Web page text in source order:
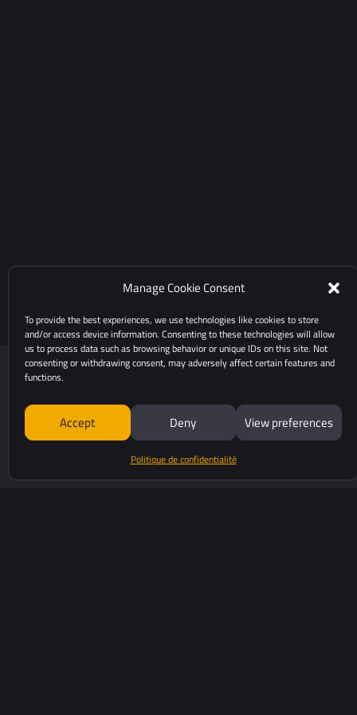
Manage Cookie Consent
To provide the best experiences, we use technologies like cookies to store
and/or access device information. Consenting to these technologies will allow
us to process data such as browsing behavior or unique IDs on this site. Not
consenting or withdrawing consent, may adversely affect certain features and
functions.
Accept Deny View preferences
Politique de confidentialité